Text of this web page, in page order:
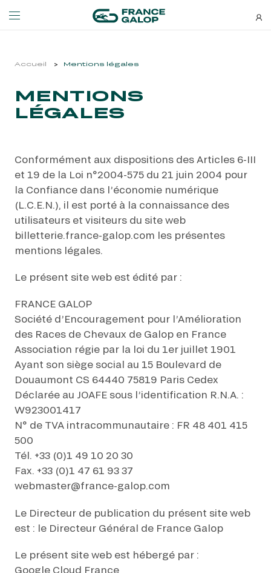
LES ÉVÉNEMENTS
QATAR ARC TRIALS
À LA DÉCOUVERTE DE L'HIPPODROME
À LA DÉCOUVERTE DE L'HIPPODROME
QATAR PRIX DE L'ARC DE TRIOMPHE
QATAR PRIX DE L'ARC DE TRIOMPHE
L'HIPPODROME EN FAMILLE
LES 48H DE L'OBSTACLE
NOËL À DEAUVILLE-LA TOUQUES
NOËL À DEAUVILLE-LA TOUQUES
NRJ MUSIC TOUR AUX EMIRATES POULES D'ESSAI
NRJ MUSIC TOUR AUX EMIRATES POULES D'ESSAI
LE DÉFI DES HARAS - GRAND STEEPLE-CHASE DE PARIS
LE DÉFI DES HARAS - GRAND STEEPLE-CHASE DE PARIS
QATAR PRIX DU JOCKEY CLUB
QATAR PRIX DU JOCKEY CLUB
PRIX DE DIANE LONGINES
PRIX DE DIANE LONGINES
OH! COURSES
GRAND PRIX DE SAINT-CLOUD
JEUXDI BY PARISLONGCHAMP
DÉCOUVREZ-NOUS
NOS ENGAGEMENTS BIEN-ÊTRE ÉQUIN
NOS ENGAGEMENTS BIEN-ÊTRE ÉQUIN
RESPONSABILITÉ SOCIÉTALE
RESPONSABILITÉ SOCIÉTALE
NEWSLETTERS
S’ABONNER
votre adresse mail pour vous envoyer ses newsletter ainsi que des
désabonner en utilisant le lien de désabonnement intégré dans la
newsletter.
En savoir plus sur la gestion de vos données et vos droits
Accueil Mentions légales
MENTIONS
LÉGALES
Conformément aux dispositions des Articles 6-III
et 19 de la Loi n°2004-575 du 21 juin 2004 pour
la Confiance dans l’économie numérique
(L.C.E.N.), il est porté à la connaissance des
utilisateurs et visiteurs du site web
billetterie.france-galop.com les présentes
mentions légales.
Le présent site web est édité par :
FRANCE GALOP
Société d’Encouragement pour l’Amélioration
des Races de Chevaux de Galop en France
Association régie par la loi du 1er juillet 1901
Ayant son siège social au 15 Boulevard de
Douaumont CS 64440 75819 Paris Cedex
Déclarée au JOAFE sous l’identification R.N.A. :
W923001417
N° de TVA intracommunautaire : FR 48 401 415
500
Tél. +33 (0)1 49 10 20 30
Fax. +33 (0)1 47 61 93 37
webmaster@france-galop.com
Le Directeur de publication du présent site web
est : le Directeur Général de France Galop
Le présent site web est hébergé par :
Google Cloud France